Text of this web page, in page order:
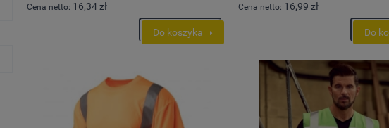
Cena netto: 16,34 zł
Do koszyka
Cena netto: 16,99 zł
Do